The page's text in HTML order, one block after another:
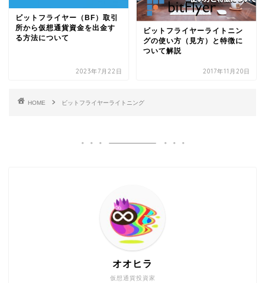
ビットフライヤー（BF）取引
所から仮想通貨資金を出金す
る方法について
2023年7月22日
ビットフライヤーライトニン
グの使い方（見方）と特徴に
ついて解説
2017年11月20日
HOME ビットフライヤーライトニング
仮想通貨投資家
オオヒラ